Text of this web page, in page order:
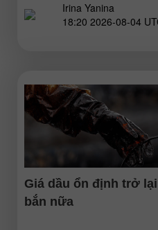
Irina Yanina
18:20 2026-08-04
Giá dầu ổn định trở
bắn nữa